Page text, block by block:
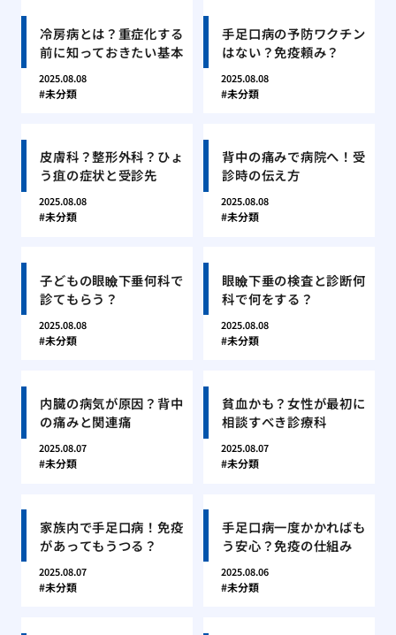
冷房病とは？重症化する
前に知っておきたい基本
2025.08.08
未分類
手足口病の予防ワクチン
はない？免疫頼み？
2025.08.08
未分類
皮膚科？整形外科？ひょ
う疽の症状と受診先
2025.08.08
未分類
背中の痛みで病院へ！受
診時の伝え方
2025.08.08
未分類
子どもの眼瞼下垂何科で
診てもらう？
2025.08.08
未分類
眼瞼下垂の検査と診断何
科で何をする？
2025.08.08
未分類
内臓の病気が原因？背中
の痛みと関連痛
2025.08.07
未分類
貧血かも？女性が最初に
相談すべき診療科
2025.08.07
未分類
家族内で手足口病！免疫
があってもうつる？
2025.08.07
未分類
手足口病一度かかればも
う安心？免疫の仕組み
2025.08.06
未分類